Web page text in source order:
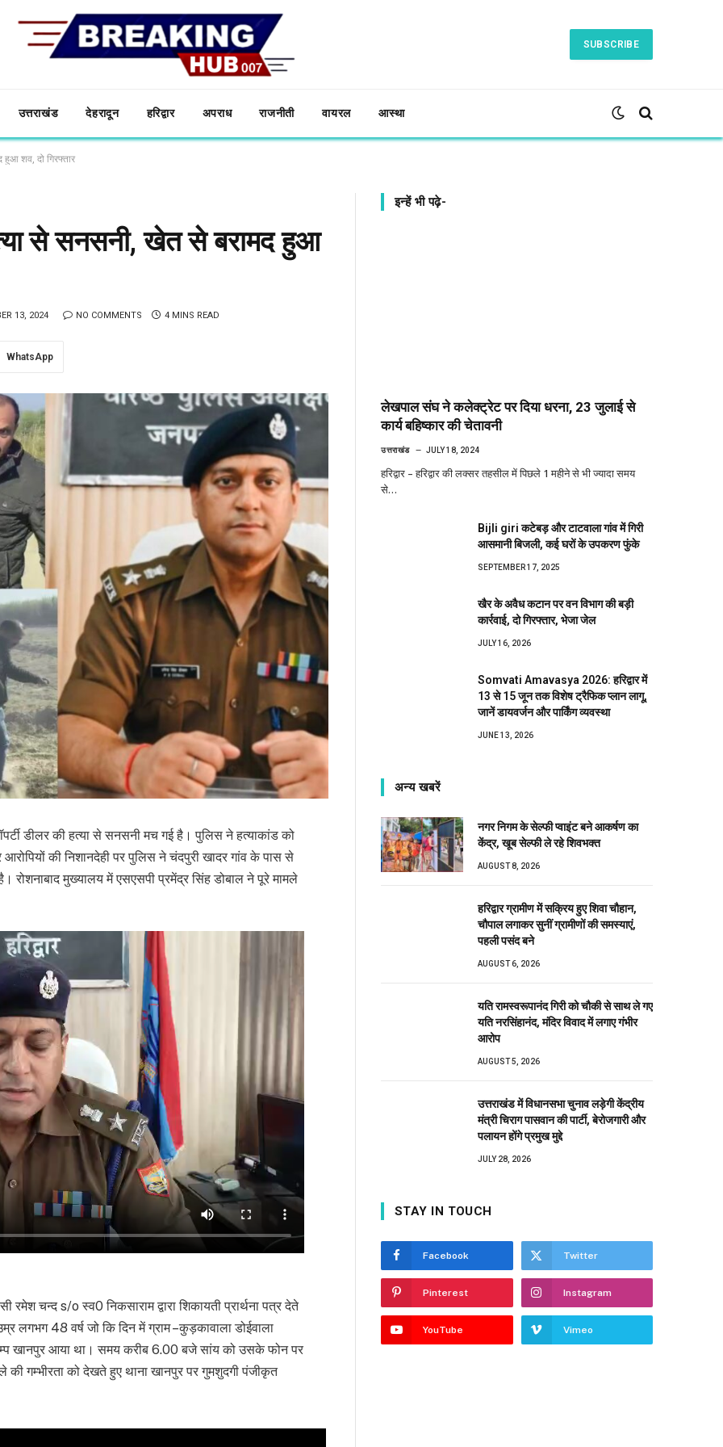
SUBSCRIBE
उत्तराखंड देहरादून हरिद्वार अपराध राजनीती वायरल आस्था
हुआ शव, दो गिरफ्तार
से सनसनी, खेत से बरामद हुआ
13, 2024 NO COMMENTS 4 MINS READ
WhatsApp
डीलर की हत्या से सनसनी मच गई है। पुलिस ने हत्याकांड को
आरोपियों की निशानदेही पर पुलिस ने चंदपुरी खादर गांव के पास से
रोशनाबाद मुख्यालय में एसएसपी प्रमेंद्र सिंह डोबाल ने पूरे मामले
रमेश चन्द s/o स्व0 निकसाराम द्वारा शिकायती प्रार्थना पत्र देते
लगभग 48 वर्ष जो कि दिन में ग्राम –कुड़कावाला डोईवाला
खानपुर आया था। समय करीब 6.00 बजे सांय को उसके फोन पर
की गम्भीरता को देखते हुए थाना खानपुर पर गुमशुदगी पंजीकृत
इन्हें भी पढ़े-
लेखपाल संघ ने कलेक्ट्रेट पर दिया धरना, 23 जुलाई से
कार्य बहिष्कार की चेतावनी
उत्तराखंड JULY 18, 2024
हरिद्वार – हरिद्वार की लक्सर तहसील में पिछले 1 महीने से भी ज्यादा समय
से…
Bijli giri कटेबड़ और टाटवाला गांव में गिरी
आसमानी बिजली, कई घरों के उपकरण फुंके
SEPTEMBER 17, 2025
खैर के अवैध कटान पर वन विभाग की बड़ी
कार्रवाई, दो गिरफ्तार, भेजा जेल
JULY 16, 2026
Somvati Amavasya 2026: हरिद्वार में
13 से 15 जून तक विशेष ट्रैफिक प्लान लागू,
जानें डायवर्जन और पार्किंग व्यवस्था
JUNE 13, 2026
अन्य खबरें
नगर निगम के सेल्फी प्वाइंट बने आकर्षण का
केंद्र, खूब सेल्फी ले रहे शिवभक्त
AUGUST 8, 2026
हरिद्वार ग्रामीण में सक्रिय हुए शिवा चौहान,
चौपाल लगाकर सुनीं ग्रामीणों की समस्याएं,
पहली पसंद बने
AUGUST 6, 2026
यति रामस्वरूपानंद गिरी को चौकी से साथ ले गए
यति नरसिंहानंद, मंदिर विवाद में लगाए गंभीर
आरोप
AUGUST 5, 2026
उत्तराखंड में विधानसभा चुनाव लड़ेगी केंद्रीय
मंत्री चिराग पासवान की पार्टी, बेरोजगारी और
पलायन होंगे प्रमुख मुद्दे
JULY 28, 2026
STAY IN TOUCH
Facebook Twitter
Pinterest Instagram
YouTube Vimeo